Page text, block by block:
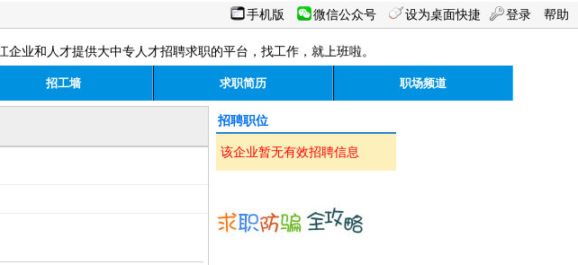
手机版 微信公众号 设为桌面快捷 登录 帮助
业和人才提供大中专人才招聘求职的平台，找工作，就上班啦。
招工墙 求职简历 职场频道
招聘职位
该企业暂无有效招聘信息